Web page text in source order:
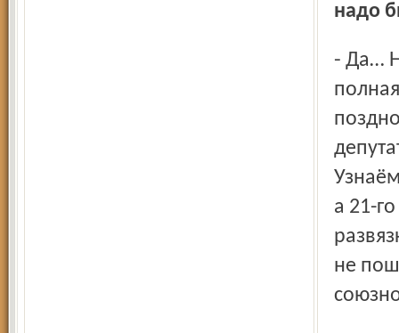
надо
- Да… Но дальше разговоров не шло. И сохранялась
а 21-
не